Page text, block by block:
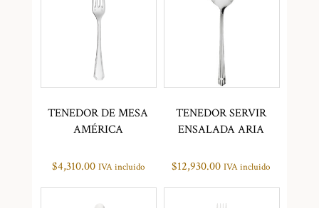
TENEDOR DE MESA
AMÉRICA
$4,310.00 IVA incluido
TENEDOR SERVIR
ENSALADA ARIA
$12,930.00 IVA incluido